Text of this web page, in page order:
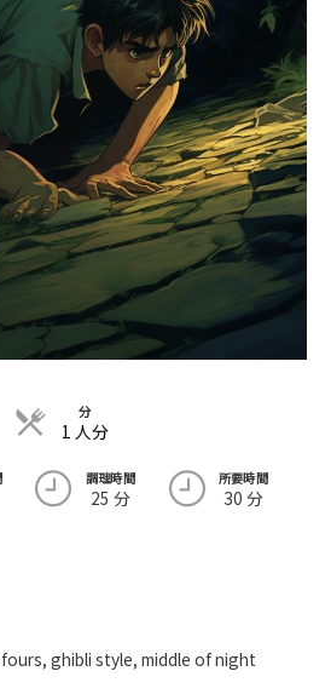
分
1 人分
調理時間
25 分
所要時間
30 分
ghibli style, middle of night